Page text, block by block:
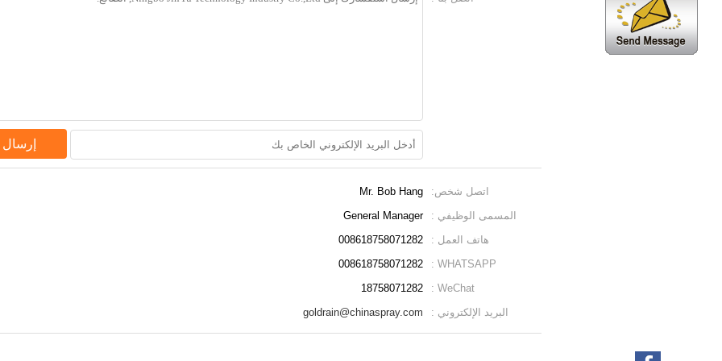
اتصل شخص:
Mr. Bob Hang
المسمى الوظيفي :
General Manager
هاتف العمل :
008618758071282
WHATSAPP :
008618758071282
WeChat :
18758071282
البريد الإلكتروني :
goldrain@chinaspray.com